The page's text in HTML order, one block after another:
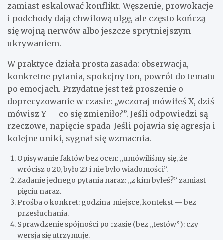
zamiast eskalować konflikt. Węszenie, prowokacje
i podchody dają chwilową ulgę, ale często kończą
się wojną nerwów albo jeszcze sprytniejszym
ukrywaniem.
W praktyce działa prosta zasada: obserwacja,
konkretne pytania, spokojny ton, powrót do tematu
po emocjach. Przydatne jest też proszenie o
doprecyzowanie w czasie: „wczoraj mówiłeś X, dziś
mówisz Y — co się zmieniło?”. Jeśli odpowiedzi są
rzeczowe, napięcie spada. Jeśli pojawia się agresja i
kolejne uniki, sygnał się wzmacnia.
Opisywanie faktów bez ocen: „umówiliśmy się, że
wrócisz o 20, było 23 i nie było wiadomości”.
Zadanie jednego pytania naraz: „z kim byłeś?” zamiast
pięciu naraz.
Prośba o konkret: godzina, miejsce, kontekst — bez
przesłuchania.
Sprawdzenie spójności po czasie (bez „testów”): czy
wersja się utrzymuje.